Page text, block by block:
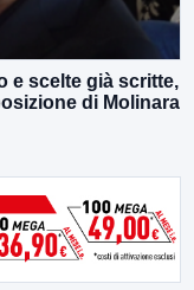
e scelte già scritte,
di Molinara